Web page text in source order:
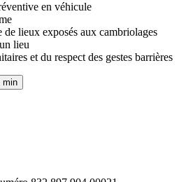
en véhicule
de lieux exposés aux cambriolages
lieu
et du respect des gestes barrières
min